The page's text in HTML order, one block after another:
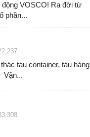
VOSCO! Ra đời từ
phần...
tàu container, tàu hàng
Vận...